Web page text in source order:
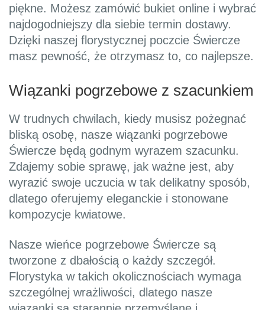
piękne. Możesz zamówić bukiet online i wybrać
najdogodniejszy dla siebie termin dostawy.
Dzięki naszej florystycznej poczcie Świercze
masz pewność, że otrzymasz to, co najlepsze.
Wiązanki pogrzebowe z szacunkiem
W trudnych chwilach, kiedy musisz pożegnać
bliską osobę, nasze wiązanki pogrzebowe
Świercze będą godnym wyrazem szacunku.
Zdajemy sobie sprawę, jak ważne jest, aby
wyrazić swoje uczucia w tak delikatny sposób,
dlatego oferujemy eleganckie i stonowane
kompozycje kwiatowe.
Nasze wieńce pogrzebowe Świercze są
tworzone z dbałością o każdy szczegół.
Florystyka w takich okolicznościach wymaga
szczególnej wrażliwości, dlatego nasze